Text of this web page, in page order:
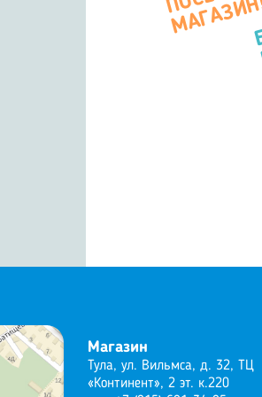
Магазин
Тула, ул. Вильмса, д. 32, ТЦ
«Континент», 2 эт. к.220